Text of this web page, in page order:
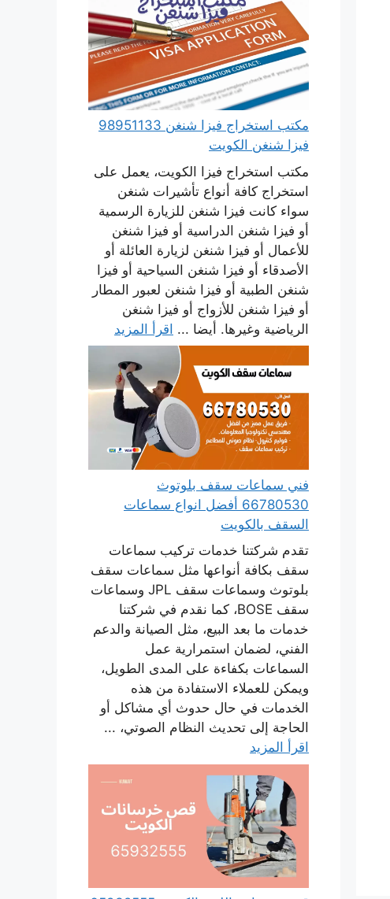
مكتب استخراج فيزا شنغن 98951133
فيزا شنغن الكويت
مكتب استخراج فيزا الكويت، يعمل على
استخراج كافة أنواع تأشيرات شنغن
سواء كانت فيزا شنغن للزيارة الرسمية
أو فيزا شنغن الدراسية أو فيزا شنغن
للأعمال أو فيزا شنغن لزيارة العائلة أو
الأصدقاء أو فيزا شنغن السياحية أو فيزا
شنغن الطبية أو فيزا شنغن لعبور المطار
أو فيزا شنغن للأزواج أو فيزا شنغن
الرياضية وغيرها. أيضا ... اقرأ المزيد
فني سماعات سقف بلوتوث
66780530 أفضل انواع سماعات
السقف بالكويت
تقدم شركتنا خدمات تركيب سماعات
سقف بكافة أنواعها مثل سماعات سقف
بلوتوث وسماعات سقف JPL وسماعات
سقف BOSE، كما نقدم في شركتنا
خدمات ما بعد البيع، مثل الصيانة والدعم
الفني، لضمان استمرارية عمل
السماعات بكفاءة على المدى الطويل،
ويمكن للعملاء الاستفادة من هذه
الخدمات في حال حدوث أي مشاكل أو
الحاجة إلى تحديث النظام الصوتي، ...
اقرأ المزيد